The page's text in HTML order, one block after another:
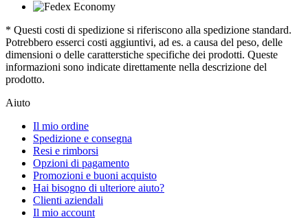
* Questi costi di spedizione si riferiscono alla spedizione standard.
Potrebbero esserci costi aggiuntivi, ad es. a causa del peso, delle
dimensioni o delle caratterstiche specifiche dei prodotti. Queste
informazioni sono indicate direttamente nella descrizione del
prodotto.
Aiuto
Il mio ordine
Spedizione e consegna
Resi e rimborsi
Opzioni di pagamento
Promozioni e buoni acquisto
Hai bisogno di ulteriore aiuto?
Clienti aziendali
Il mio account